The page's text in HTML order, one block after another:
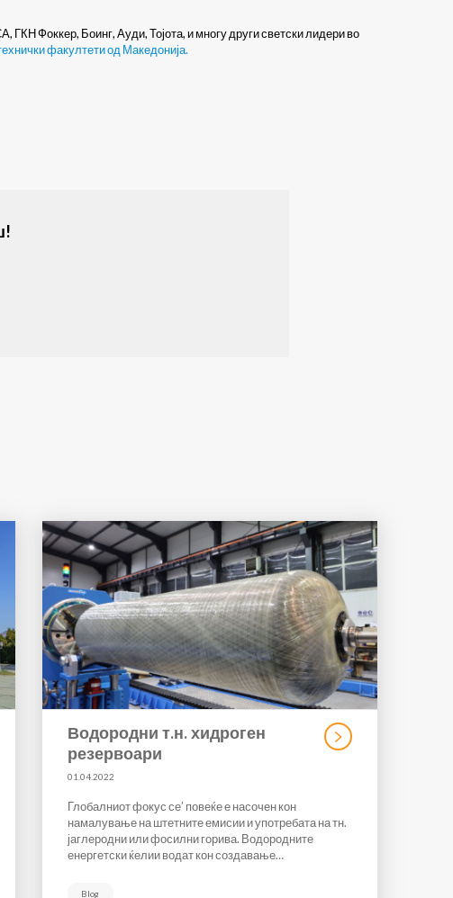
ГКН Фоккер, Боинг, Ауди, Тојота, и многу други светски лидери во
факултети од Македонија.
Водородни т.н. хидроген
резервоари
01.04.2022
Глобалниот фокус се’ повеќе е насочен кон
намалување на штетните емисии и употребата на тн.
јаглеродни или фосилни горива. Водородните
енергетски ќелии водат кон создавање…
Blog